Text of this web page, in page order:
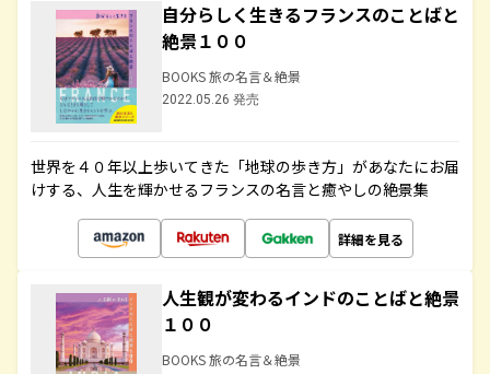
自分らしく生きるフランスのことばと
絶景１００
BOOKS 旅の名言＆絶景
2022.05.26 発売
世界を４０年以上歩いてきた「地球の歩き方」があなたにお届
けする、人生を輝かせるフランスの名言と癒やしの絶景集
詳細を見る
人生観が変わるインドのことばと絶景
１００
BOOKS 旅の名言＆絶景